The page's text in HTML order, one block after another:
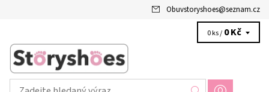
Obuvstoryshoes@seznam.cz
0 ks / 0 Kč